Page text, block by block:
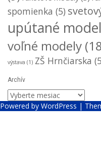
spomienka (5)
upútané
voľné modely
výstava (1) ZŠ Hrnčiarska
Archív
Archív
Powered by WordPress |